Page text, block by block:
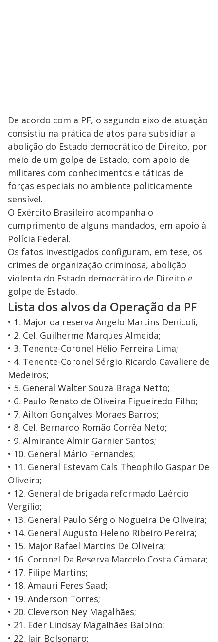
De acordo com a PF, o segundo eixo de atuação
consistiu na prática de atos para subsidiar a
abolição do Estado democrático de Direito, por
meio de um golpe de Estado, com apoio de
militares com conhecimentos e táticas de
forças especiais no ambiente politicamente
sensível.
O Exército Brasileiro acompanha o
cumprimento de alguns mandados, em apoio à
Polícia Federal.
Os fatos investigados configuram, em tese, os
crimes de organização criminosa, abolição
violenta do Estado democrático de Direito e
golpe de Estado.
Lista dos alvos da Operação da PF
• 1. Major da reserva Angelo Martins Denicoli;
• 2. Cel. Guilherme Marques Almeida;
• 3. Tenente-Coronel Hélio Ferreira Lima;
• 4. Tenente-Coronel Sérgio Ricardo Cavaliere de
Medeiros;
• 5. General Walter Souza Braga Netto;
• 6. Paulo Renato de Oliveira Figueiredo Filho;
• 7. Ailton Gonçalves Moraes Barros;
• 8. Cel. Bernardo Romão Corrêa Neto;
• 9. Almirante Almir Garnier Santos;
• 10. General Mário Fernandes;
• 11. General Estevam Cals Theophilo Gaspar De
Oliveira;
• 12. General de brigada reformado Laércio
Vergílio;
• 13. General Paulo Sérgio Nogueira De Oliveira;
• 14. General Augusto Heleno Ribeiro Pereira;
• 15. Major Rafael Martins De Oliveira;
• 16. Coronel Da Reserva Marcelo Costa Câmara;
• 17. Filipe Martins;
• 18. Amauri Feres Saad;
• 19. Anderson Torres;
• 20. Cleverson Ney Magalhães;
• 21. Eder Lindsay Magalhães Balbino;
• 22. Jair Bolsonaro;